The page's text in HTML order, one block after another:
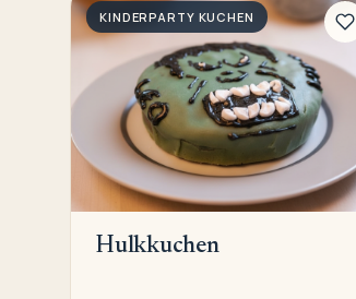
KINDERPARTY KUCHEN
Hulkkuchen